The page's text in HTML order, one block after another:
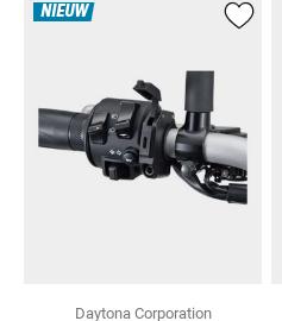
NIEUW
Daytona Corporation